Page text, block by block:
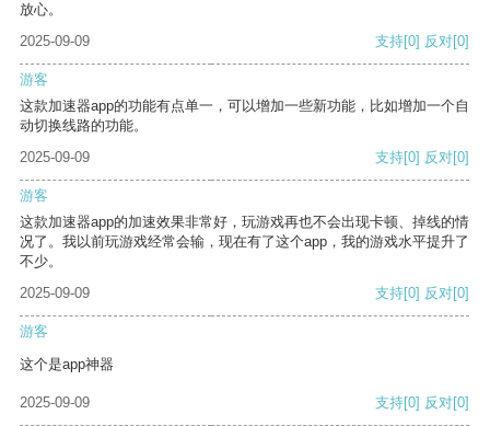
放心。
2025-09-09
支持[0] 反对[0]
游客
这款加速器app的功能有点单一，可以增加一些新功能，比如增加一个自
动切换线路的功能。
2025-09-09
支持[0] 反对[0]
游客
这款加速器app的加速效果非常好，玩游戏再也不会出现卡顿、掉线的情
况了。我以前玩游戏经常会输，现在有了这个app，我的游戏水平提升了
不少。
2025-09-09
支持[0] 反对[0]
游客
这个是app神器
2025-09-09 支持[0] 反对[0]